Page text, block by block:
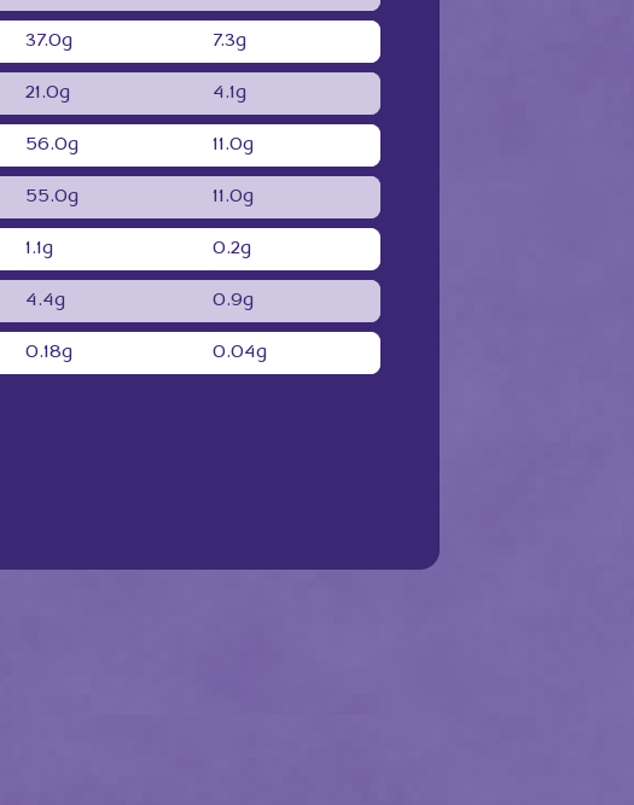
37.0g 7.3g
21.0g 4.1g
56.0g 11.0g
55.0g 11.0g
1.1g 0.2g
4.4g 0.9g
0.18g 0.04g